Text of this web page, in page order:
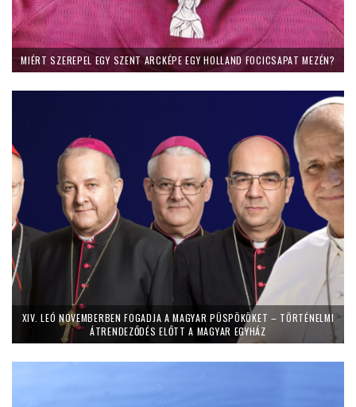
MIÉRT SZEREPEL EGY SZENT ARCKÉPE EGY HOLLAND FOCICSAPAT MEZÉN?
XIV. LEÓ NOVEMBERBEN FOGADJA A MAGYAR PÜSPÖKÖKET – TÖRTÉNELMI
ÁTRENDEZŐDÉS ELŐTT A MAGYAR EGYHÁZ